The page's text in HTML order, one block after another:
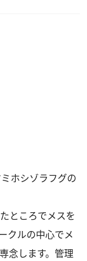
ホシゾラフグの
ところでメスを
クルの中心でメ
念します。管理